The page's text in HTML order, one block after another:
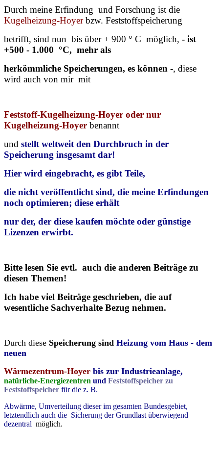
Durch meine Erfindung und Forschung ist die
Kugelheizung-Hoyerbzw. Feststoffspeicherung
betrifft, sind nun bis über + 900 ° C möglich, - ist
+500 - 1.000 °C, mehr als
herkömmliche Speicherungen, es können -, diese
wird auch von mir mit
Feststoff-Kugelheizung-Hoyer oder nur
Kugelheizung-Hoyer benannt
und stellt weltweit den Durchbruch in der
Speicherung insgesamt dar!
Hier wird eingebracht, es gibt Teile,
die nicht veröffentlicht sind, die meine Erfindungen
noch optimieren; diese erhält
nur der, der diese kaufen möchte oder günstige
Lizenzen erwirbt.
Bitte lesen Sie evtl. auch die anderen Beiträge zu
diesen Themen!
Ich habe viel Beiträge geschrieben, die auf
wesentliche Sachverhalte Bezug nehmen.
Durch diese Speicherung sind Heizung vom Haus - dem
neuen
Wärmezentrum-Hoyer bis zur Industrieanlage,
natürliche-Energiezentren und Feststoffspeicher zu
Feststoffspeicher für die z. B.
Abwärme, Umverteilung dieser im gesamten Bundesgebiet,
letztendlich auch die Sicherung der Grundlast überwiegend
dezentral möglich.